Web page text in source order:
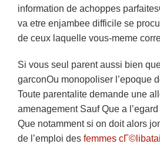
information de achoppes
va etre enjambee difficile se
de ceux laquelle vous-meme
Si vous seul parent aussi bien
garconOu monopoliser l’epoque
Toute parentalite demande une
amenagement Sauf Que a
Que notamment si on doit alors
de l’emploi des femmes